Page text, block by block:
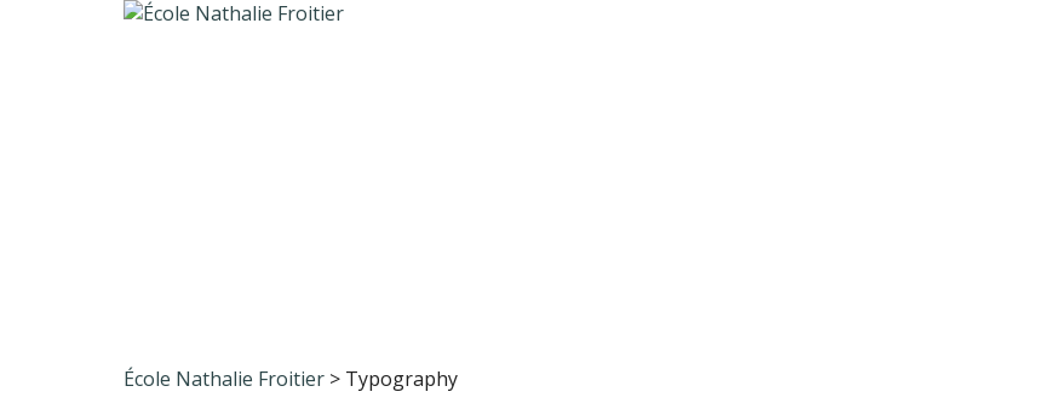
École Nathalie Froitier > Typography